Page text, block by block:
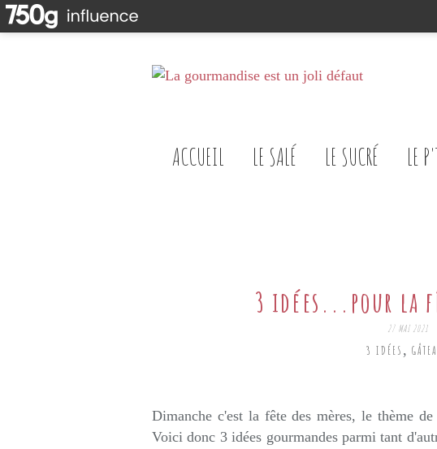
ACCUEIL LE SALÉ LE SUCRÉ LE
3 idées...pour la
27 MAI 2021
3 IDÉES ,
Dimanche c'est la fête des mères, le thème
Voici donc 3 idées gourmandes parmi tant